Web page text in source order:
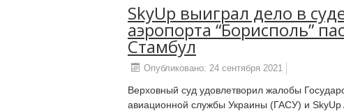
SkyUp выиграл дело в
аэропорта “Борисполь”
Стамбул
Опубликовано: 24 сентября 2021
Верховный суд удовлетворил жалобы
авиационной службы Украины (ГАСУ) и SkyUp